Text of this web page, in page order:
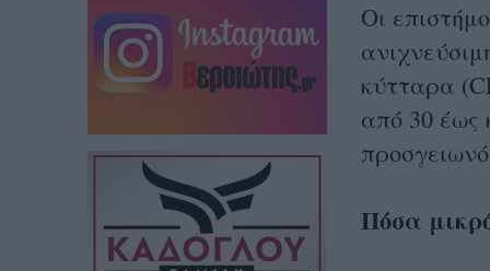
Οι
κύτταρα
από 30 έως
Πόσα